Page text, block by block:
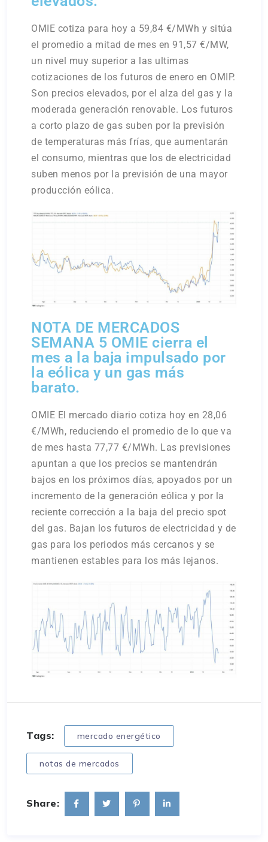
OMIE cotiza para hoy a 59,84 €/MWh y sitúa
el promedio a mitad de mes en 91,57 €/MW,
un nivel muy superior a las ultimas
cotizaciones de los futuros de enero en OMIP.
Son precios elevados, por el alza del gas y la
moderada generación renovable. Los futuros
a corto plazo de gas suben por la previsión
de temperaturas más frías, que aumentarán
el consumo, mientras que los de electricidad
suben menos por la previsión de una mayor
producción eólica.
NOTA DE MERCADOS
SEMANA 5 OMIE cierra el
mes a la baja impulsado por
la eólica y un gas más
barato.
OMIE El mercado diario cotiza hoy en 28,06
€/MWh, reduciendo el promedio de lo que va
de mes hasta 77,77 €/MWh. Las previsiones
apuntan a que los precios se mantendrán
bajos en los próximos días, apoyados por un
incremento de la generación eólica y por la
reciente corrección a la baja del precio spot
del gas. Bajan los futuros de electricidad y de
gas para los periodos más cercanos y se
mantienen estables para los más lejanos.
Tags: mercado energético
notas de mercados
Share: